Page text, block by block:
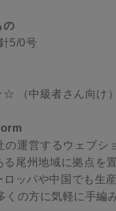
の
5/0号
中級者さん向け）
の運営するウェブ
る尾州地域に拠点を
ロッパや中国でも生
くの方に気軽に手編